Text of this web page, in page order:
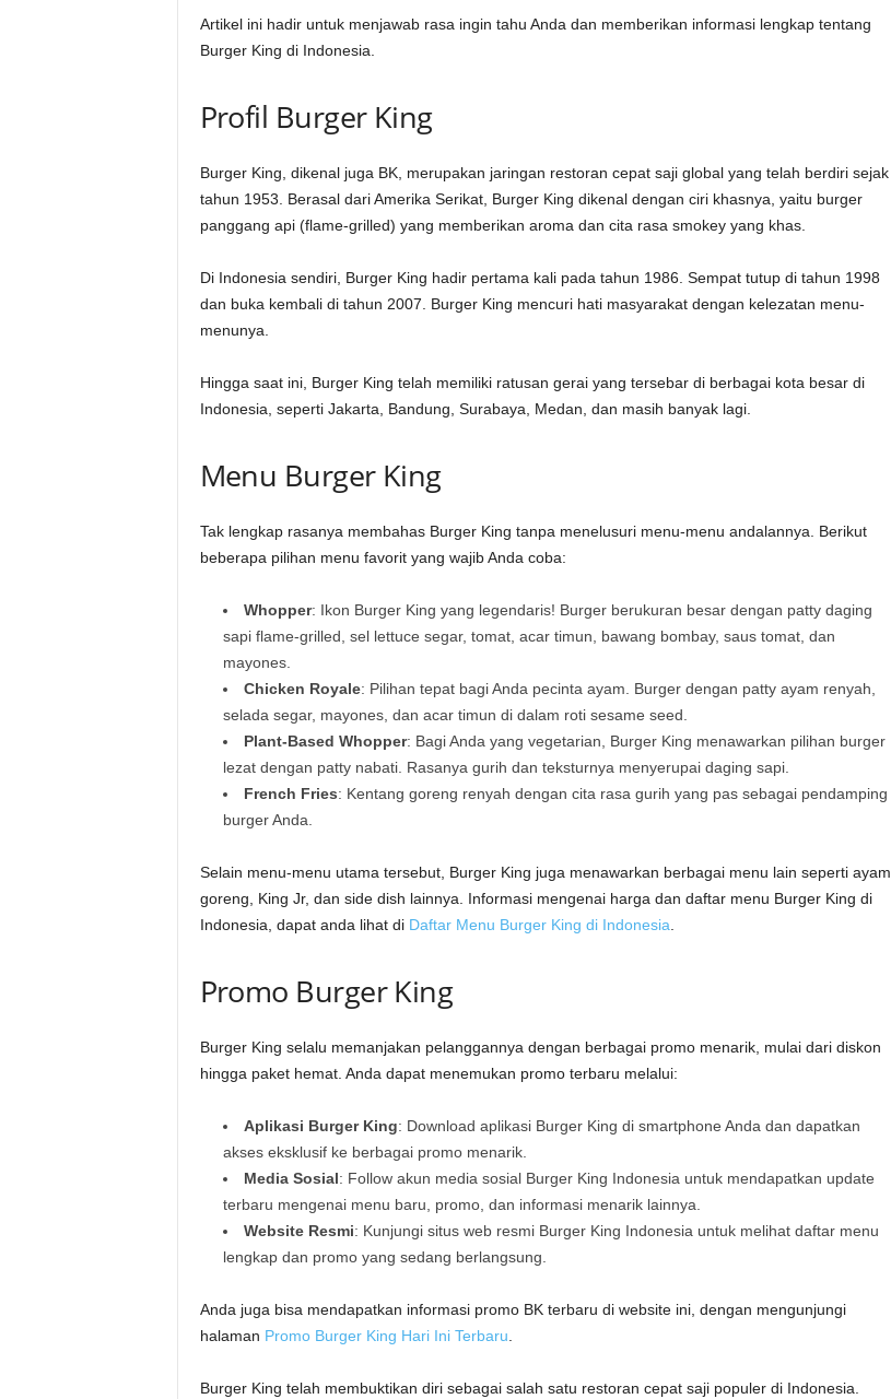
Artikel ini hadir untuk menjawab rasa ingin tahu Anda dan memberikan informasi lengkap tentang
Burger King di Indonesia.
Profil Burger King
Burger King, dikenal juga BK, merupakan jaringan restoran cepat saji global yang telah berdiri sejak
tahun 1953. Berasal dari Amerika Serikat, Burger King dikenal dengan ciri khasnya, yaitu burger
panggang api (flame-grilled) yang memberikan aroma dan cita rasa smokey yang khas.
Di Indonesia sendiri, Burger King hadir pertama kali pada tahun 1986. Sempat tutup di tahun 1998
dan buka kembali di tahun 2007. Burger King mencuri hati masyarakat dengan kelezatan menu-
menunya.
Hingga saat ini, Burger King telah memiliki ratusan gerai yang tersebar di berbagai kota besar di
Indonesia, seperti Jakarta, Bandung, Surabaya, Medan, dan masih banyak lagi.
Menu Burger King
Tak lengkap rasanya membahas Burger King tanpa menelusuri menu-menu andalannya. Berikut
beberapa pilihan menu favorit yang wajib Anda coba:
Whopper: Ikon Burger King yang legendaris! Burger berukuran besar dengan patty daging
sapi flame-grilled, sel lettuce segar, tomat, acar timun, bawang bombay, saus tomat, dan
mayones.
Chicken Royale: Pilihan tepat bagi Anda pecinta ayam. Burger dengan patty ayam renyah,
selada segar, mayones, dan acar timun di dalam roti sesame seed.
Plant-Based Whopper: Bagi Anda yang vegetarian, Burger King menawarkan pilihan burger
lezat dengan patty nabati. Rasanya gurih dan teksturnya menyerupai daging sapi.
French Fries: Kentang goreng renyah dengan cita rasa gurih yang pas sebagai pendamping
burger Anda.
Selain menu-menu utama tersebut, Burger King juga menawarkan berbagai menu lain seperti ayam
goreng, King Jr, dan side dish lainnya. Informasi mengenai harga dan daftar menu Burger King di
Indonesia, dapat anda lihat di Daftar Menu Burger King di Indonesia.
Promo Burger King
Burger King selalu memanjakan pelanggannya dengan berbagai promo menarik, mulai dari diskon
hingga paket hemat. Anda dapat menemukan promo terbaru melalui:
Aplikasi Burger King: Download aplikasi Burger King di smartphone Anda dan dapatkan
akses eksklusif ke berbagai promo menarik.
Media Sosial: Follow akun media sosial Burger King Indonesia untuk mendapatkan update
terbaru mengenai menu baru, promo, dan informasi menarik lainnya.
Website Resmi: Kunjungi situs web resmi Burger King Indonesia untuk melihat daftar menu
lengkap dan promo yang sedang berlangsung.
Anda juga bisa mendapatkan informasi promo BK terbaru di website ini, dengan mengunjungi
halaman Promo Burger King Hari Ini Terbaru.
Burger King telah membuktikan diri sebagai salah satu restoran cepat saji populer di Indonesia.